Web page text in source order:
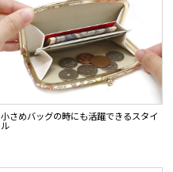
小さめバッグの時にも活躍できるスタイ
ル